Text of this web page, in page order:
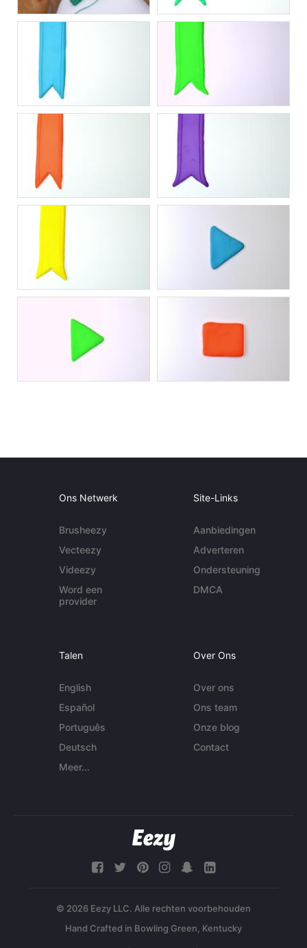
Ons Netwerk
Brusheezy
Vecteezy
Videezy
Word een
provider
Site-Links
Aanbiedingen
Adverteren
Ondersteuning
DMCA
Talen
English
Español
Português
Deutsch
Meer...
Over Ons
Over ons
Ons team
Onze blog
Contact
© 2026 Eezy LLC. Alle rechten voorbehouden